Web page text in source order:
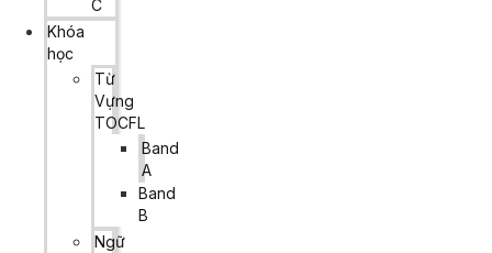
C
Khóa
học
Từ
Vựng
TOCFL
Band
A
Band
B
Ngữ